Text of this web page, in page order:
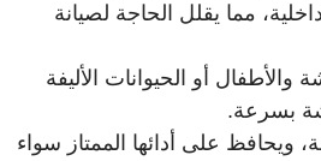
مما يقلل الحاجة لصيانة
أو الحيوانات الأليفة
بسرعة.
على أدائها الممتاز سواء